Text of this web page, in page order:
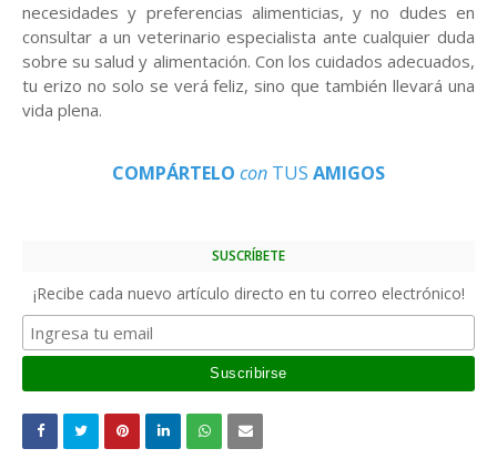
necesidades y preferencias alimenticias, y no dudes en
consultar a un veterinario especialista ante cualquier duda
sobre su salud y alimentación. Con los cuidados adecuados,
tu erizo no solo se verá feliz, sino que también llevará una
vida plena.
COMPÁRTELO con TUS AMIGOS
SUSCRÍBETE
¡Recibe cada nuevo artículo directo en tu correo electrónico!